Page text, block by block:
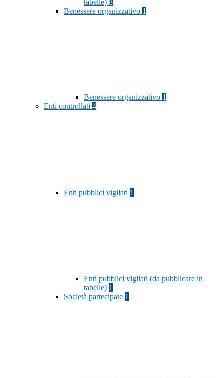
tabelle) 8
Benessere organizzativo 1
Benessere organizzativo 1
Enti controllati 4
Enti pubblici vigilati 1
Enti pubblici vigilati (da pubblicare in
tabelle) 1
Società partecipate 1